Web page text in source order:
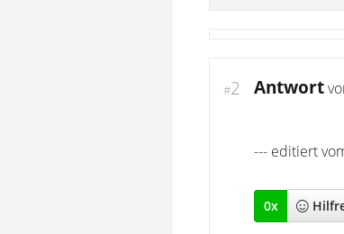
#2 Antwort
--- editiert
0x